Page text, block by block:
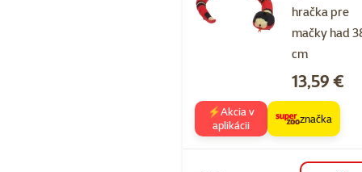
hračka pre
mačky had
cm
Cena
13,59 €
⚡Akcia v
aplikácii
značka